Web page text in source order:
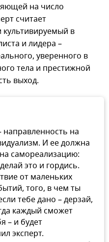
на число
считает
культивируемый в
и лидера –
уверенного в
тела и престижной
выход.
на
И ее должна
самореализацию:
это и гордись.
от маленьких
того, в чем ты
тебе дано – дерзай,
каждый сможет
– и будет
эксперт.